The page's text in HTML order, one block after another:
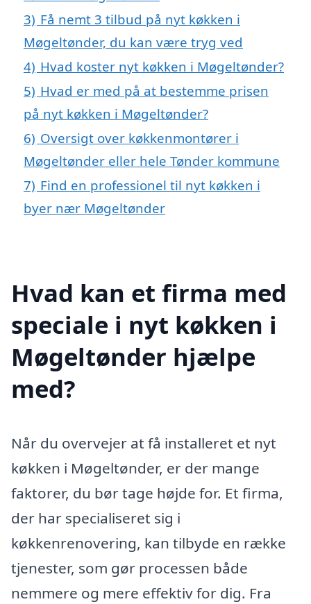
3) Få nemt 3 tilbud på nyt køkken i
Møgeltønder, du kan være tryg ved
4) Hvad koster nyt køkken i Møgeltønder?
5) Hvad er med på at bestemme prisen
på nyt køkken i Møgeltønder?
6) Oversigt over køkkenmontører i
Møgeltønder eller hele Tønder kommune
7) Find en professionel til nyt køkken i
byer nær Møgeltønder
Hvad kan et firma med
speciale i nyt køkken i
Møgeltønder hjælpe
med?
Når du overvejer at få installeret et nyt
køkken i Møgeltønder, er der mange
faktorer, du bør tage højde for. Et firma,
der har specialiseret sig i
køkkenrenovering, kan tilbyde en række
tjenester, som gør processen både
nemmere og mere effektiv for dig. Fra